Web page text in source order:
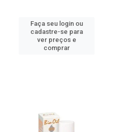
Faça seu login ou
cadastre-se para
ver preços e
comprar